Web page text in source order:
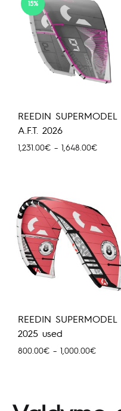
15%
REEDIN SUPERMODEL
A.F.T. 2026
1,231.00€ – 1,648.00€Price
REEDIN SUPERMODEL
2025 used
800.00€ – 1,000.00€Price